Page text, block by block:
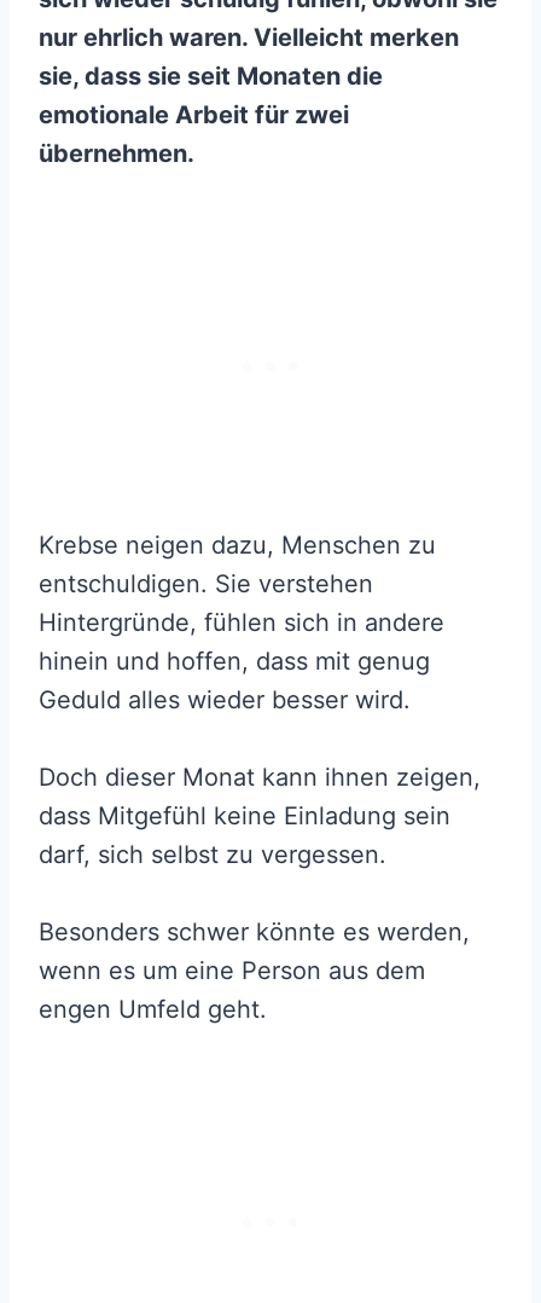
nur ehrlich waren. Vielleicht merken
sie, dass sie seit Monaten die
emotionale Arbeit für zwei
übernehmen.
Krebse neigen dazu, Menschen zu
entschuldigen. Sie verstehen
Hintergründe, fühlen sich in andere
hinein und hoffen, dass mit genug
Geduld alles wieder besser wird.
Doch dieser Monat kann ihnen zeigen,
dass Mitgefühl keine Einladung sein
darf, sich selbst zu vergessen.
Besonders schwer könnte es werden,
wenn es um eine Person aus dem
engen Umfeld geht.